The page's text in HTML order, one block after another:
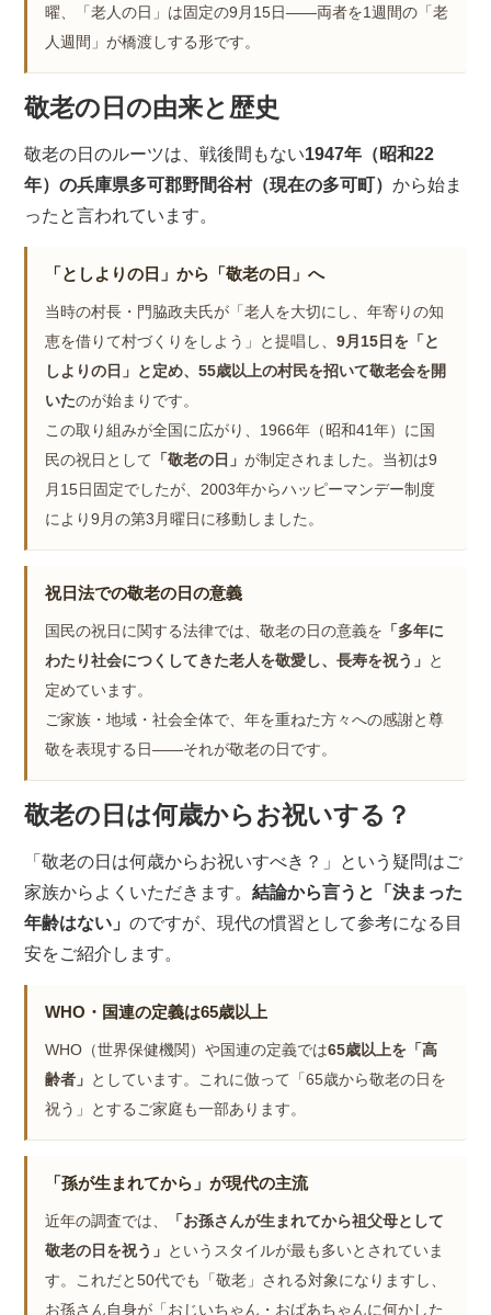
曜、「老人の日」は固定の9月15日――両者を1週間の「老
人週間」が橋渡しする形です。
敬老の日の由来と歴史
敬老の日のルーツは、戦後間もない1947年（昭和22
年）の兵庫県多可郡野間谷村（現在の多可町）から始ま
ったと言われています。
「としよりの日」から「敬老の日」へ
当時の村長・門脇政夫氏が「老人を大切にし、年寄りの知
恵を借りて村づくりをしよう」と提唱し、9月15日を「と
しよりの日」と定め、55歳以上の村民を招いて敬老会を開
いたのが始まりです。
この取り組みが全国に広がり、1966年（昭和41年）に国
民の祝日として 「敬老の日」が制定されました。当初は9
月15日固定でしたが、2003年からハッピーマンデー制度
により9月の第3月曜日に移動しました。
祝日法での敬老の日の意義
国民の祝日に関する法律では、敬老の日の意義を 「多年に
わたり社会につくしてきた老人を敬愛し、長寿を祝う」 と
定めています。
ご家族・地域・社会全体で、年を重ねた方々への感謝と尊
敬を表現する日――それが敬老の日です。
敬老の日は何歳からお祝いする？
「敬老の日は何歳からお祝いすべき？」という疑問はご
家族からよくいただきます。結論から言うと「決まった
年齢はない」のですが、現代の慣習として参考になる目
安をご紹介します。
WHO・国連の定義は65歳以上
WHO（世界保健機関）や国連の定義では65歳以上を「高
齢者」 としています。これに倣って「65歳から敬老の日を
祝う」とするご家庭も一部あります。
「孫が生まれてから」が現代の主流
近年の調査では、
「お孫さんが生まれてから祖父母として
敬老の日を祝う」 というスタイルが最も多いとされていま
す。これだと50代でも「敬老」される対象になりますし、
お孫さん自身が「おじいちゃん・おばあちゃんに何かした